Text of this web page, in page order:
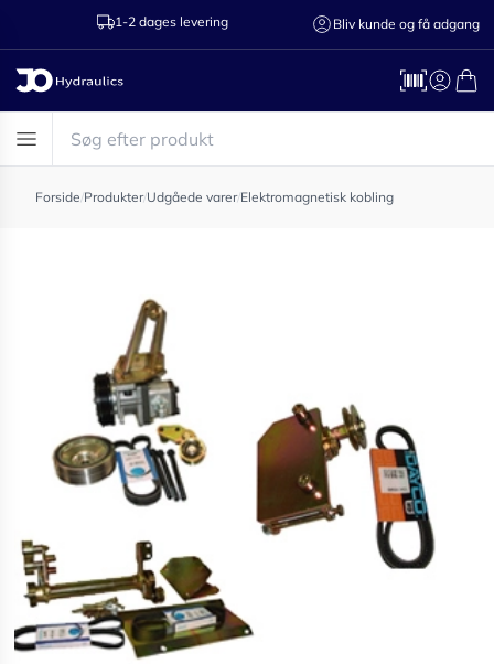
1-2 dages levering Ring til os
Bliv kunde og få adgang
Forside/Produkter/Udgåede varer/Elektromagnetisk kobling